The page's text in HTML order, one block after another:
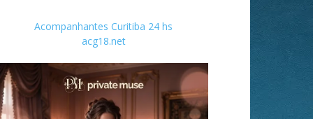
Acompanhantes Curitiba 24 hs
acg18.net